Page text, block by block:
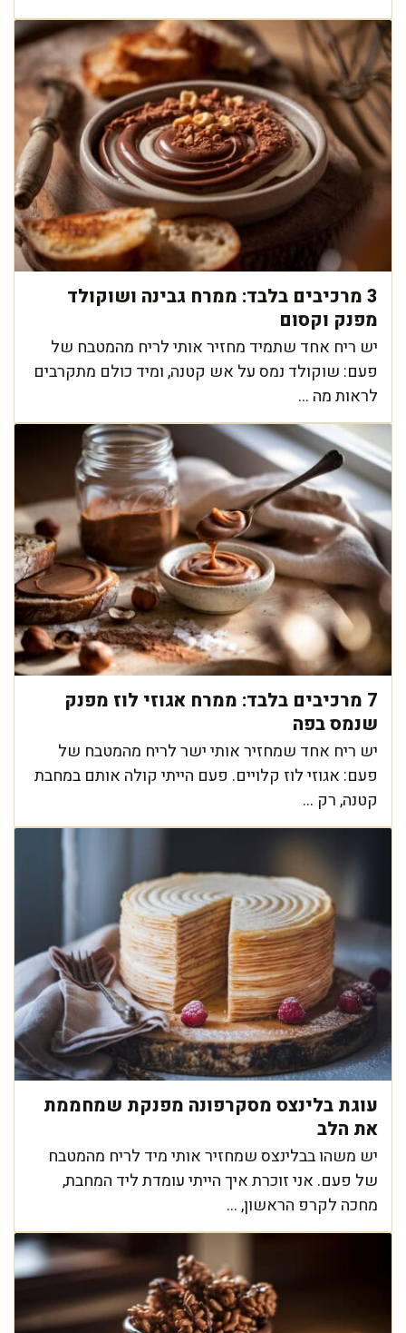
3 מרכיבים בלבד: ממרח גבינה ושוקולד
מפנק וקסום
יש ריח אחד שתמיד מחזיר אותי לריח מהמטבח של
פעם: שוקולד נמס על אש קטנה, ומיד כולם מתקרבים
לראות מה ...
7 מרכיבים בלבד: ממרח אגוזי לוז מפנק
שנמס בפה
יש ריח אחד שמחזיר אותי ישר לריח מהמטבח של
פעם: אגוזי לוז קלויים. פעם הייתי קולה אותם במחבת
קטנה, רק ...
עוגת בלינצס מסקרפונה מפנקת שמחממת
את הלב
יש משהו בבלינצס שמחזיר אותי מיד לריח מהמטבח
של פעם. אני זוכרת איך הייתי עומדת ליד המחבת,
מחכה לקרפ הראשון, ...